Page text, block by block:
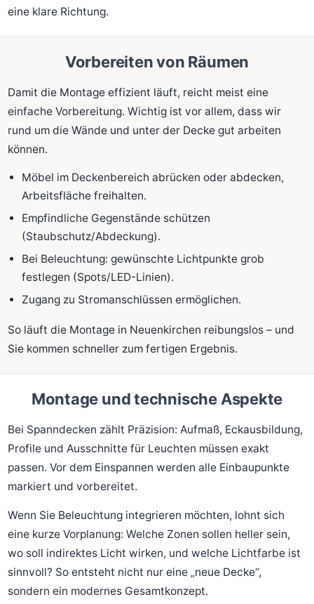
eine klare Richtung.
Vorbereiten von Räumen
Damit die Montage effizient läuft, reicht meist eine
einfache Vorbereitung. Wichtig ist vor allem, dass wir
rund um die Wände und unter der Decke gut arbeiten
können.
Möbel im Deckenbereich abrücken oder abdecken,
Arbeitsfläche freihalten.
Empfindliche Gegenstände schützen
(Staubschutz/Abdeckung).
Bei Beleuchtung: gewünschte Lichtpunkte grob
festlegen (Spots/LED-Linien).
Zugang zu Stromanschlüssen ermöglichen.
So läuft die Montage in Neuenkirchen reibungslos – und
Sie kommen schneller zum fertigen Ergebnis.
Montage und technische Aspekte
Bei Spanndecken zählt Präzision: Aufmaß, Eckausbildung,
Profile und Ausschnitte für Leuchten müssen exakt
passen. Vor dem Einspannen werden alle Einbaupunkte
markiert und vorbereitet.
Wenn Sie Beleuchtung integrieren möchten, lohnt sich
eine kurze Vorplanung: Welche Zonen sollen heller sein,
wo soll indirektes Licht wirken, und welche Lichtfarbe ist
sinnvoll? So entsteht nicht nur eine „neue Decke“,
sondern ein modernes Gesamtkonzept.